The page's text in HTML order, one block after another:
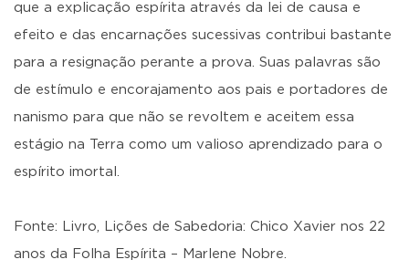
que a explicação espírita através da lei de causa e
efeito e das encarnações sucessivas contribui bastante
para a resignação perante a prova. Suas palavras são
de estímulo e encorajamento aos pais e portadores de
nanismo para que não se revoltem e aceitem essa
estágio na Terra como um valioso aprendizado para o
espírito imortal.
Fonte: Livro, Lições de Sabedoria: Chico Xavier nos 22
anos da Folha Espírita – Marlene Nobre.